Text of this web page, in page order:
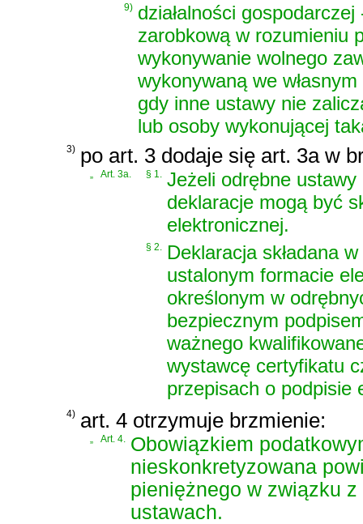
9) działalności
zarobkową w rozumieniu
wykonywanie wolnego
wykonywaną we
gdy inne ustawy nie
lub osoby wykonującej
3) po art. 3 dodaje się art. 3a w
„ Art. 3a. § 1. Jeżeli odrębne
deklaracje mogą być
elektronicznej.
§ 2. Deklaracja składana
ustalonym formacie
określonym w
bezpiecznym
ważnego
wystawcę certyfikatu
przepisach o podpisie
4) art. 4 otrzymuje brzmienie:
Art. 4.
Obowiązkiem
nieskonkretyzowana
pieniężnego w związku
ustawach.